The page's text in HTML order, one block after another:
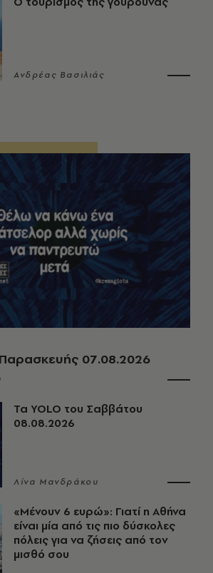
Ανδρέας Βασιλιάς
07.08.2026
Τα YOLO του Σαββάτου
08.08.2026
Λίνα Μανδράκου
«Μένουν 6 ευρώ»: Γιατί η Αθήνα
είναι μία από τις πιο δύσκολες
πόλεις για να ζήσεις από τον
μισθό σου